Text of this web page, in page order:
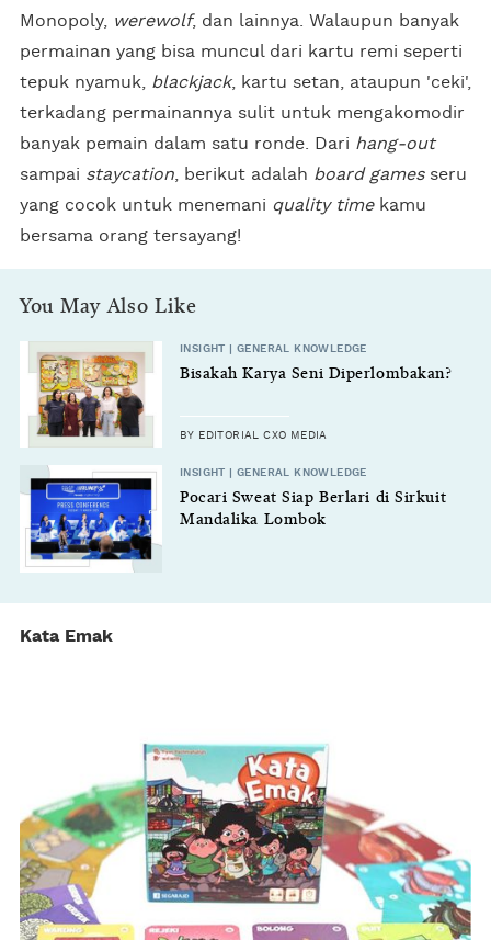
Monopoly,
werewolf, dan lainnya. Walaupun banyak
permainan yang bisa muncul dari kartu remi seperti
tepuk nyamuk, blackjack, kartu setan, ataupun 'ceki',
terkadang permainannya sulit untuk mengakomodir
banyak pemain dalam satu ronde. Dari hang-out
sampai staycation , berikut adalah board gamesseru
yang cocok untuk menemani quality timekamu
bersama orang tersayang!
You May Also Like
INSIGHT | GENERAL KNOWLEDGE
Bisakah Karya Seni Diperlombakan?
BY EDITORIAL CXO MEDIA
INSIGHT | GENERAL KNOWLEDGE
Pocari Sweat Siap Berlari di Sirkuit
Mandalika Lombok
Kata Emak